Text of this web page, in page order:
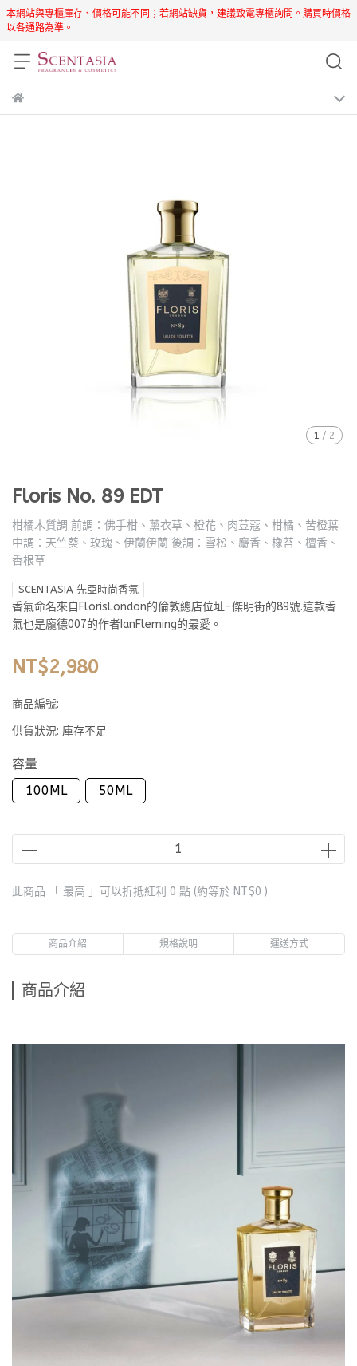
本網站與專櫃庫存、價格可能不同；若網站缺貨，建議致電專櫃詢問。購買時價格
以各通路為準。
1 / 2
Floris No. 89 EDT
柑橘木質調 前調：佛手柑、薰衣草、橙花、肉荳蔻、柑橘、苦橙葉
中調：天竺葵、玫瑰、伊蘭伊蘭 後調：雪松、麝香、橡苔、檀香、
香根草
SCENTASIA 先亞時尚香氛
香氣命名來自FlorisLondon的倫敦總店位址-傑明街的89號.這款香
氣也是龐德007的作者IanFleming的最愛。
NT$2,980
商品編號:
供貨狀況: 庫存不足
容量
100ML
50ML
此商品 「 最高 」可以折抵紅利 0 點 (約等於 NT$0 )
商品介紹 規格說明 運送方式
商品介紹